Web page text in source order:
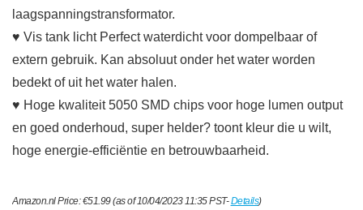
laagspanningstransformator.
♥ Vis tank licht Perfect waterdicht voor dompelbaar of
extern gebruik. Kan absoluut onder het water worden
bedekt of uit het water halen.
♥ Hoge kwaliteit 5050 SMD chips voor hoge lumen output
en goed onderhoud, super helder? toont kleur die u wilt,
hoge energie-efficiëntie en betrouwbaarheid.
Amazon.nl Price:€51.99(as of 10/04/2023 11:35 PST-Details)